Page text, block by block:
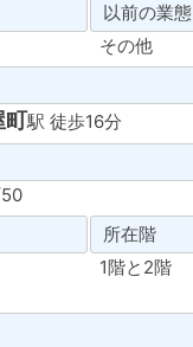
以前の業態
その他
町駅 徒歩16分
所在階
1階と2階